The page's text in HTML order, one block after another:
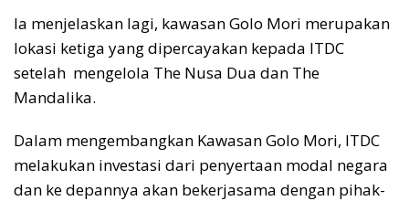
Ia menjelaskan lagi, kawasan Golo Mori merupakan
lokasi ketiga yang dipercayakan kepada ITDC
setelah mengelola The Nusa Dua dan The
Mandalika.
Dalam mengembangkan Kawasan Golo Mori, ITDC
melakukan investasi dari penyertaan modal negara
dan ke depannya akan bekerjasama dengan pihak-